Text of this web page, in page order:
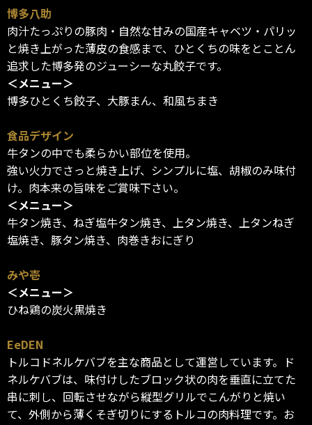
博多八助
肉汁たっぷりの豚肉・自然な甘みの国産キャベツ・パリッ
と焼き上がった薄皮の食感まで、ひとくちの味をとことん
追求した博多発のジューシーな丸餃子です。
＜メニュー＞
博多ひとくち餃子、大豚まん、和風ちまき
食品デザイン
牛タンの中でも柔らかい部位を使用。
強い火力でさっと焼き上げ、シンプルに塩、胡椒のみ味付
け。肉本来の旨味をご賞味下さい。
＜メニュー＞
牛タン焼き、ねぎ塩牛タン焼き、上タン焼き、上タンねぎ
塩焼き、豚タン焼き、肉巻きおにぎり
みや壱
＜メニュー＞
ひね鶏の炭火黒焼き
EeDEN
トルコドネルケバブを主な商品として運営しています。ド
ネルケバブは、味付けしたブロック状の肉を垂直に立てた
串に刺し、回転させながら縦型グリルでこんがりと焼い
て、外側から薄くそぎ切りにするトルコの肉料理です。お